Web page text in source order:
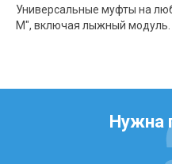
Универсальные муфты на
М", включая лыжный модуль.
Нужна